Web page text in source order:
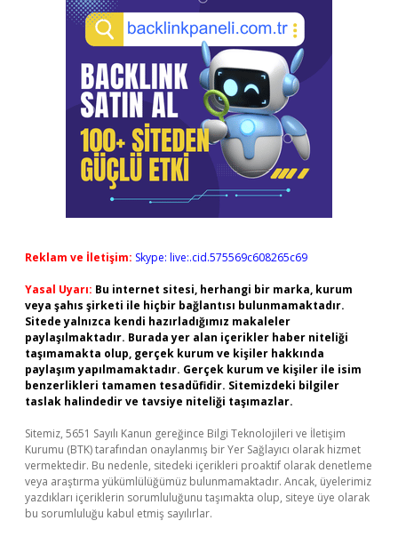
Reklam ve İletişim: Skype: live:.cid.575569c608265c69
Yasal Uyarı: Bu internet sitesi, herhangi bir marka, kurum
veya şahıs şirketi ile hiçbir bağlantısı bulunmamaktadır.
Sitede yalnızca kendi hazırladığımız makaleler
paylaşılmaktadır. Burada yer alan içerikler haber niteliği
taşımamakta olup, gerçek kurum ve kişiler hakkında
paylaşım yapılmamaktadır. Gerçek kurum ve kişiler ile isim
benzerlikleri tamamen tesadüfidir. Sitemizdeki bilgiler
taslak halindedir ve tavsiye niteliği taşımazlar.
Sitemiz, 5651 Sayılı Kanun gereğince Bilgi Teknolojileri ve İletişim
Kurumu (BTK) tarafından onaylanmış bir Yer Sağlayıcı olarak hizmet
vermektedir. Bu nedenle, sitedeki içerikleri proaktif olarak denetleme
veya araştırma yükümlülüğümüz bulunmamaktadır. Ancak, üyelerimiz
yazdıkları içeriklerin sorumluluğunu taşımakta olup, siteye üye olarak
bu sorumluluğu kabul etmiş sayılırlar.